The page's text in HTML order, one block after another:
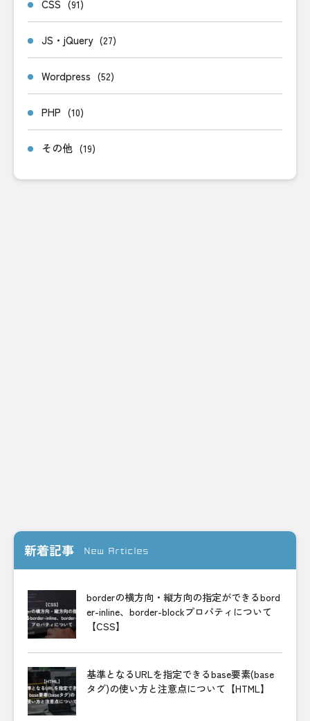
CSS (91)
JS・jQuery (27)
Wordpress (52)
PHP (10)
その他 (19)
新着記事 New Articles
borderの横方向・縦方向の指定ができるbord
er-inline、border-blockプロパティについて
【CSS】
基準となるURLを指定できるbase要素(base
タグ)の使い方と注意点について【HTML】